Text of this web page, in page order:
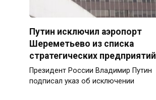
Путин исключил аэропорт
Шереметьево из списка
стратегических предприятий
Президент России Владимир Путин
подписал указ об исключении